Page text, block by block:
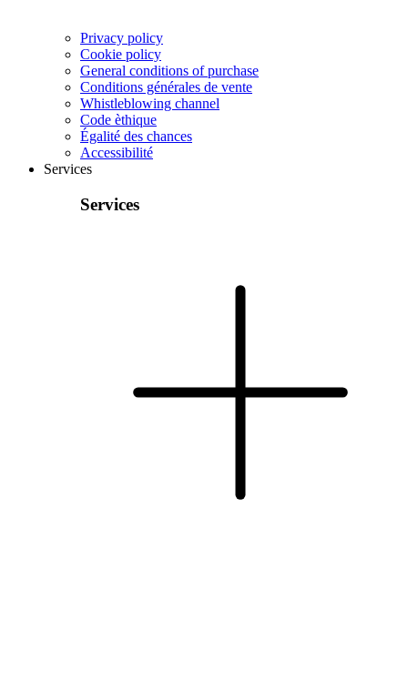
Privacy policy
Cookie policy
General conditions of purchase
Conditions générales de vente
Whistleblowing channel
Code èthique
Égalité des chances
Accessibilité
Services
Services